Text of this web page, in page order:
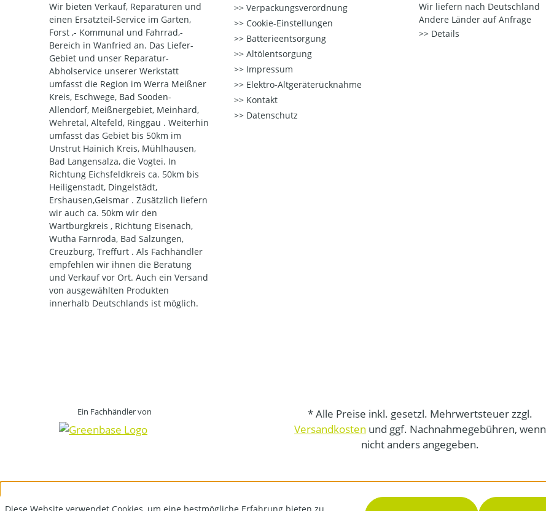
Wir bieten Verkauf, Reparaturen und
einen Ersatzteil-Service im Garten,
Forst ,- Kommunal und Fahrrad,-
Bereich in Wanfried an. Das Liefer-
Gebiet und unser Reparatur-
Abholservice unserer Werkstatt
umfasst die Region im Werra Meißner
Kreis, Eschwege, Bad Sooden-
Allendorf, Meißnergebiet, Meinhard,
Wehretal, Altefeld, Ringgau . Weiterhin
umfasst das Gebiet bis 50km im
Unstrut Hainich Kreis, Mühlhausen,
Bad Langensalza, die Vogtei. In
Richtung Eichsfeldkreis ca. 50km bis
Heiligenstadt, Dingelstädt,
Ershausen,Geismar . Zusätzlich liefern
wir auch ca. 50km wir den
Wartburgkreis , Richtung Eisenach,
Wutha Farnroda, Bad Salzungen,
Creuzburg, Treffurt . Als Fachhändler
empfehlen wir ihnen die Beratung
und Verkauf vor Ort. Auch ein Versand
von ausgewählten Produkten
innerhalb Deutschlands ist möglich.
Verpackungsverordnung
Cookie-Einstellungen
Batterieentsorgung
Altölentsorgung
Impressum
Elektro-Altgeräterücknahme
Kontakt
Datenschutz
Wir liefern nach Deutschland
Andere Länder auf Anfrage
Details
Ein Fachhändler von
* Alle Preise inkl. gesetzl. Mehrwertsteuer zzgl.
Versandkosten und ggf. Nachnahmegebühren, wenn
nicht anders angegeben.